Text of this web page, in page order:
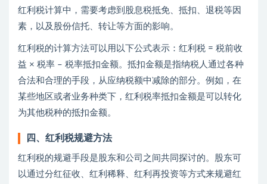
红利税计算中，需要考虑到股息税抵免、抵扣、退税等因
素，以及股份信托、转让等方面的影响。
红利税的计算方法可以用以下公式表示：红利税 = 税前收
益 × 税率 – 税率抵扣金额。抵扣金额是指纳税人通过各种
合法和合理的手段，从应纳税额中减除的部分。例如，在
某些地区或者业务种类下，红利税率抵扣金额是可以转化
为其他税种的抵扣金额。
四、红利税规避方法
红利税的规避手段是股东和公司之间共同探讨的。股东可
以通过分红征收、红利稀释、红利再投资等方式来规避红